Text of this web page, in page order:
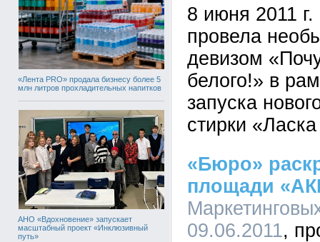
«Лента PRO» продала бизнесу более 5
млн литров прохладительных напитков
АНО «Вдохновение» запускает
масштабный проект «Инклюзивный
путь»
8 июня 2011
провела
девизом
белого!» в
запуска
стирки
«Бюро»
площади
09.06.2011